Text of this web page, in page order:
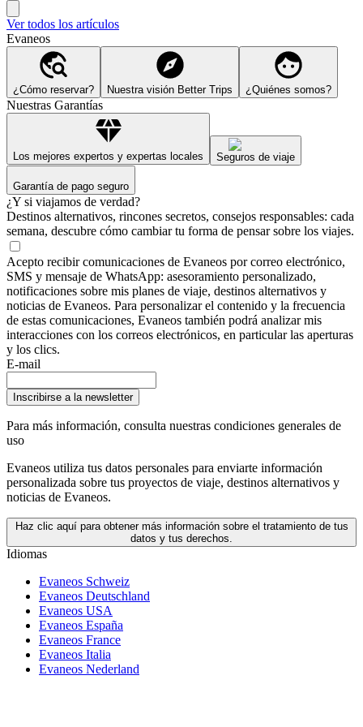
Ver todos los artículos
Evaneos
¿Cómo reservar? Nuestra visión Better Trips ¿Quiénes somos?
Nuestras Garantías
Los mejores expertos y expertas locales Seguros de viaje
Garantía de pago seguro
¿Y si viajamos de verdad?
Destinos alternativos, rincones secretos, consejos responsables: cada
semana, descubre cómo cambiar tu forma de pensar sobre los viajes.
Acepto recibir comunicaciones de Evaneos por correo electrónico,
SMS y mensaje de WhatsApp: asesoramiento personalizado,
notificaciones sobre mis planes de viaje, destinos alternativos y
noticias de Evaneos. Para personalizar el contenido y la frecuencia
de estas comunicaciones, Evaneos también podrá analizar mis
interacciones con los correos electrónicos, en particular las aperturas
y los clics.
E-mail
Inscribirse a la newsletter
Para más información, consulta nuestras condiciones generales de
uso
Evaneos utiliza tus datos personales para enviarte información
personalizada sobre tus proyectos de viaje, destinos alternativos y
noticias de Evaneos.
Haz clic aquí para obtener más información sobre el tratamiento de tus
datos y tus derechos.
Idiomas
Evaneos Schweiz
Evaneos Deutschland
Evaneos USA
Evaneos España
Evaneos France
Evaneos Italia
Evaneos Nederland